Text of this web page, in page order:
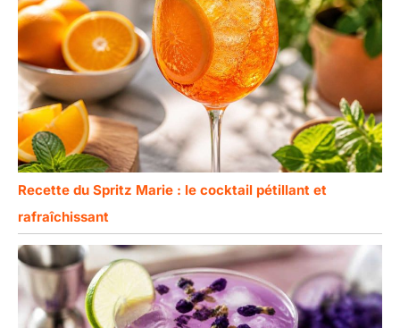
Recette du Spritz Marie : le cocktail pétillant et
rafraîchissant